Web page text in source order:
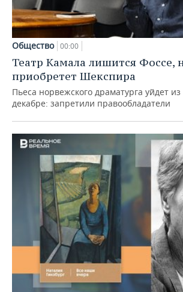
Общество 00:00
Театр Камала лишится Фоссе,
приобретет Шекспира
Пьеса норвежского драматурга уйдет
декабре: запретили правообладатели